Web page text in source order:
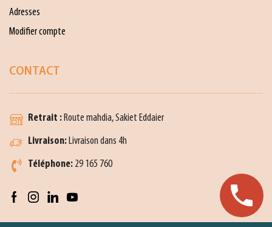
Adresses
Modifier compte
CONTACT
Retrait : Route mahdia, Sakiet Eddaier
Livraison: Livraison dans 4h
Téléphone: 29 165 760